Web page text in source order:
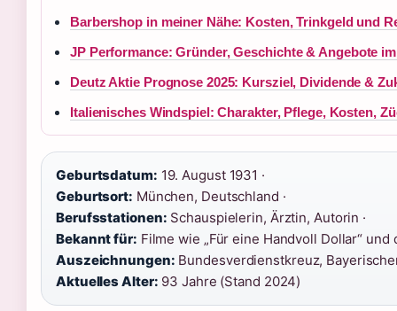
Barbershop in meiner Nähe: Kosten, Trinkgeld und
JP Performance: Gründer, Geschichte & Angebote
Deutz Aktie Prognose 2025: Kursziel, Dividende &
Italienisches Windspiel: Charakter, Pflege, Kosten,
Geburtsdatum: 19. August 1931 ·
Geburtsort: München, Deutschland ·
Berufsstationen: Schauspielerin, Ärztin, Autorin ·
Bekannt für: Filme wie „Für eine Handvoll Dollar“ und
Auszeichnungen: Bundesverdienstkreuz,
Aktuelles Alter: 93 Jahre (Stand 2024)